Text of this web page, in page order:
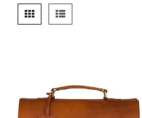
Tonen
als
Foto-
tabel
Lijst